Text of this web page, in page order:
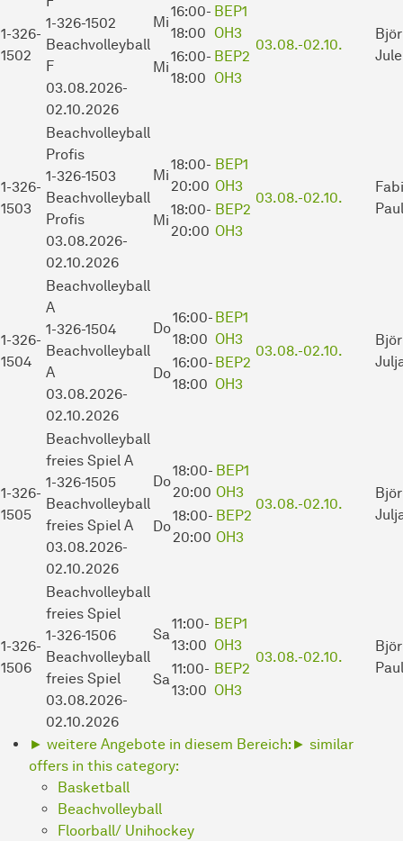
1-326-
1502
1-326-1502
Beachvolleyball
F
03.08.2026-
02.10.2026
Mi
16:00-
18:00
BEP1
OH3
Mi
16:00-
18:00
BEP2
OH3
03.08.-02.10.
1-326-
1503
Beachvolleyball
Profis
1-326-1503
Beachvolleyball
Profis
03.08.2026-
02.10.2026
Mi
18:00-
20:00
BEP1
OH3
Mi
18:00-
20:00
BEP2
OH3
03.08.-02.10.
1-326-
1504
Beachvolleyball
A
1-326-1504
Beachvolleyball
A
03.08.2026-
02.10.2026
Do
16:00-
18:00
BEP1
OH3
Do
16:00-
18:00
BEP2
OH3
03.08.-02.10.
1-326-
1505
Beachvolleyball
freies Spiel A
1-326-1505
Beachvolleyball
freies Spiel A
03.08.2026-
02.10.2026
Do
18:00-
20:00
BEP1
OH3
Do
18:00-
20:00
BEP2
OH3
03.08.-02.10.
1-326-
1506
Beachvolleyball
freies Spiel
1-326-1506
Beachvolleyball
freies Spiel
03.08.2026-
02.10.2026
Sa
11:00-
13:00
BEP1
OH3
Sa
11:00-
13:00
BEP2
OH3
03.08.-02.10.
► weitere Angebote in diesem Bereich: ► similar
offers in this category:
Basketball
Beachvolleyball
Floorball/ Unihockey